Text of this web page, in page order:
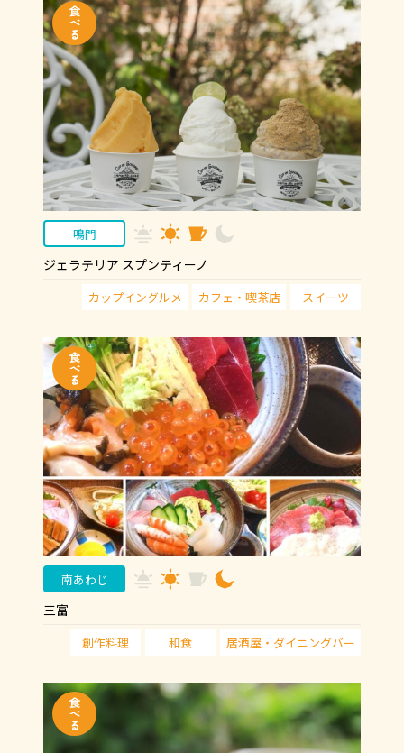
鳴門
ジェラテリア スプンティーノ
カップイングルメ カフェ・喫茶店 スイーツ
南あわじ
三富
創作料理 和食 居酒屋・ダイニングバー